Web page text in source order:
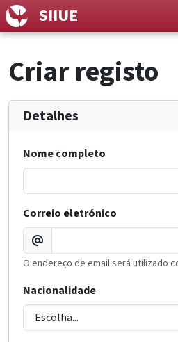
SIIUE
Criar registo
Detalhes
Nome completo
Correio eletrónico
O endereço de email será utilizado
Nacionalidade